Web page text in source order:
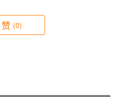
赞 (0)